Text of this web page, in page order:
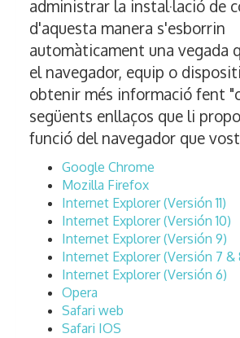
administrar la instal·lació de
d'aquesta manera s'esborrin
automàticament una vegada
el navegador, equip o
obtenir més informació fent
següents enllaços que li
funció del navegador que
Google Chrome
Mozilla Firefox
Internet Explorer (Versión 11)
Internet Explorer (Versión 10)
Internet Explorer (Versión 9)
Internet Explorer (Versión 7 &
Internet Explorer (Versión 6)
Opera
Safari web
Safari IOS